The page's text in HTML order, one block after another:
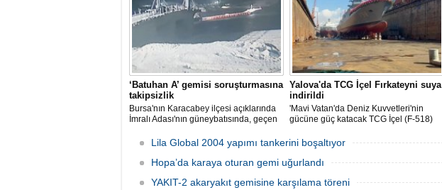
‘Batuhan A’ gemisi soruşturmasına
takipsizlik
Bursa'nın Karacabey ilçesi açıklarında
İmralı Adası'nın güneybatısında, geçen
batmasıyla ilgili başlatılan soruşturma,
Yalova'da TCG İçel Fırkateyni suya
indirildi
'Mavi Vatan'da Deniz Kuvvetleri'nin
gücüne güç katacak TCG İçel (F-518)
düzenlenen törenle suya indirildi.
Lila Global 2004 yapımı tankerini boşaltıyor
Hopa’da karaya oturan gemi uğurlandı
YAKIT-2 akaryakıt gemisine karşılama töreni